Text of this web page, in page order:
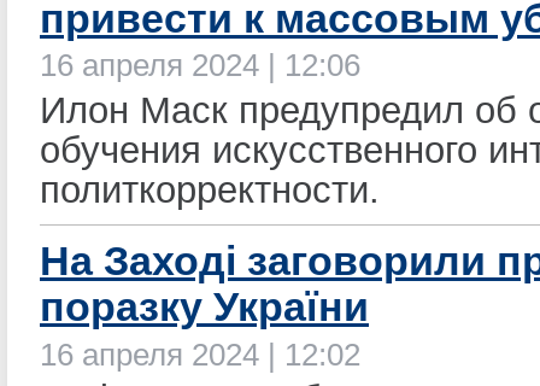
привести к массовым
16 апреля 2024 | 12:06
Илон Маск предупредил об
обучения искусственного
политкорректности.
На Заході заговорили
поразку України
16 апреля 2024 | 12:02